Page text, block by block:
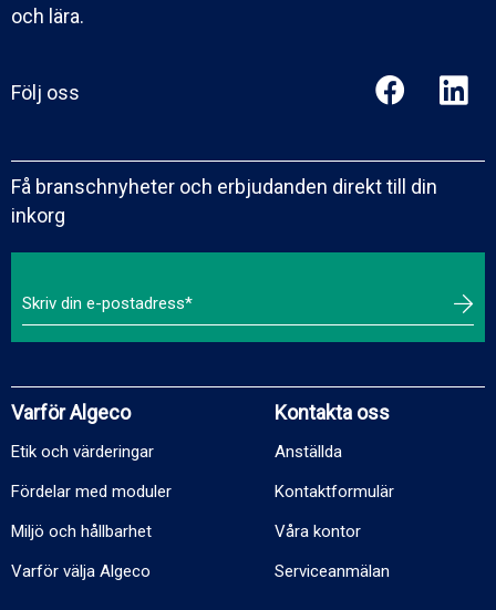
och lära.
Följ oss
Få branschnyheter och erbjudanden direkt till din
inkorg
Varför Algeco
Etik och värderingar
Fördelar med moduler
Miljö och hållbarhet
Varför välja Algeco
Kontakta oss
Anställda
Kontaktformulär
Våra kontor
Serviceanmälan